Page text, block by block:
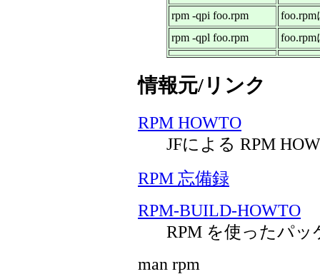
rpm -qpi foo.rpm
rpm -qpl foo.rpm
情報元/リンク
RPM HOWTO
JFによる RPM
RPM 忘備録
RPM-BUILD-HOWTO
RPM を使ったパ
man rpm